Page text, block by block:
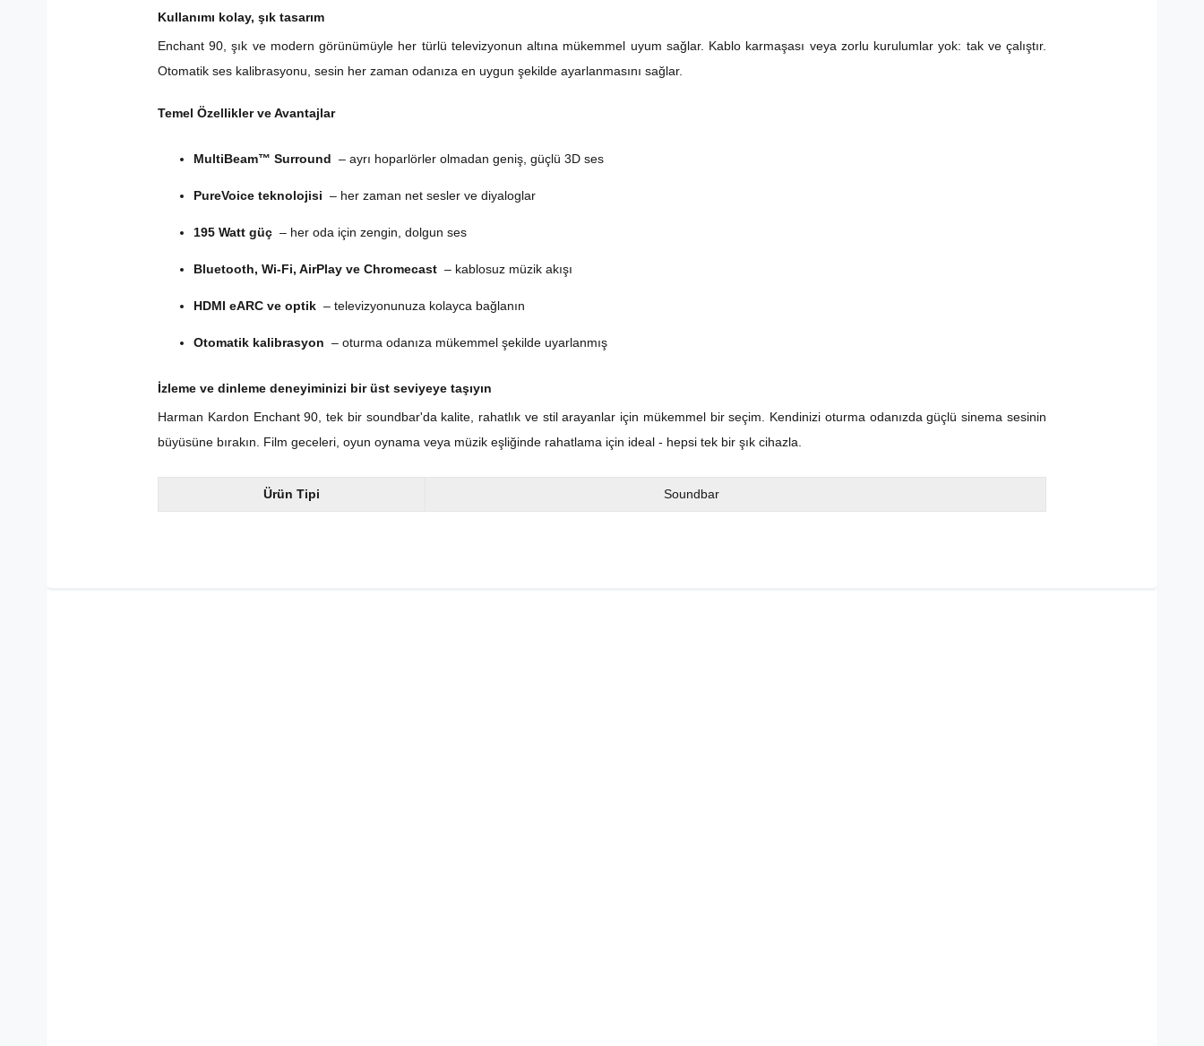
Kullanımı kolay, şık tasarım
Enchant 90, şık ve modern görünümüyle her türlü televizyonun altına mükemmel uyum sağlar. Kablo karmaşası veya zorlu kurulumlar yok: tak ve çalıştır.
Otomatik ses kalibrasyonu, sesin her zaman odanıza en uygun şekilde ayarlanmasını sağlar.
Temel Özellikler ve Avantajlar
MultiBeam™ Surround – ayrı hoparlörler olmadan geniş, güçlü 3D ses
PureVoice teknolojisi – her zaman net sesler ve diyaloglar
195 Watt güç – her oda için zengin, dolgun ses
Bluetooth, Wi-Fi, AirPlay ve Chromecast – kablosuz müzik akışı
HDMI eARC ve optik – televizyonunuza kolayca bağlanın
Otomatik kalibrasyon – oturma odanıza mükemmel şekilde uyarlanmış
İzleme ve dinleme deneyiminizi bir üst seviyeye taşıyın
Harman Kardon Enchant 90, tek bir soundbar'da kalite, rahatlık ve stil arayanlar için mükemmel bir seçim. Kendinizi oturma odanızda güçlü sinema sesinin
büyüsüne bırakın. Film geceleri, oyun oynama veya müzik eşliğinde rahatlama için ideal - hepsi tek bir şık cihazla.
Ürün Tipi Soundbar